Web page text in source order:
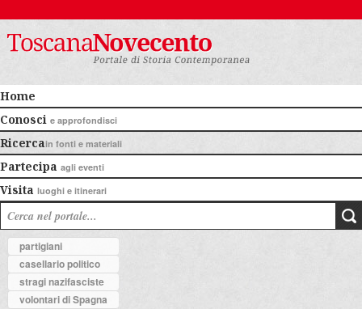
Home
Conosci e approfondisci
Ricercain fonti e materiali
Partecipa agli eventi
Visita luoghi e itinerari
partigiani
casellario politico
stragi nazifasciste
volontari di Spagna